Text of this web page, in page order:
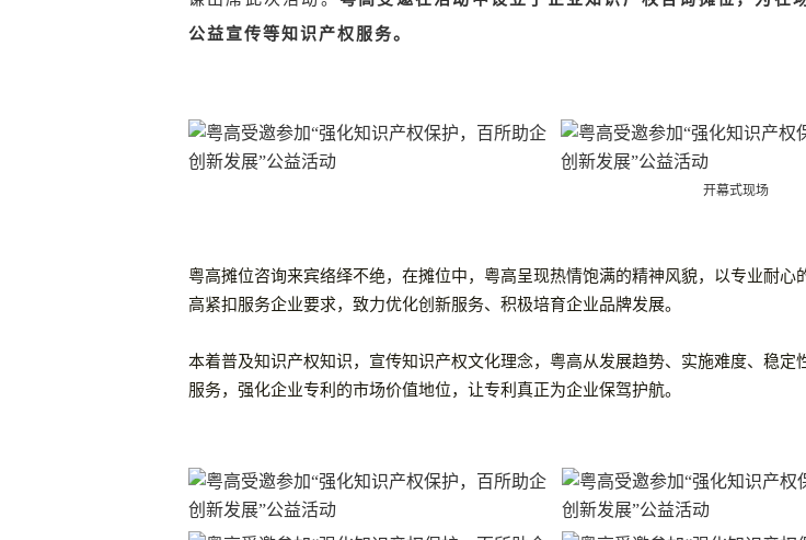
公益宣传等知识产权服务。
开幕式现场
粤高摊位咨询来宾络绎不绝，在摊位中，粤高呈现热情饱满的精神风貌，以专业耐
高紧扣服务企业要求， 致力优化创新服务、积极培育企业品牌发展。
本着普及知识产权知识，宣传知识产权文化理念，粤高从发展趋势、实施难度、稳
服务，强化企业专利的市场价值地位，让专利真正为企业保驾护航。